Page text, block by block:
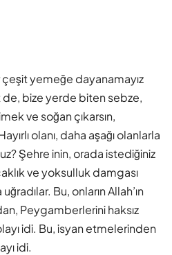
çeşit yemeğe dayanamayız
bize yerde biten sebze,
ve soğan çıkarsın,
olanı, daha aşağı olanlarla
Şehre inin, orada istediğiniz
ve yoksulluk damgası
Bu, onların Allah’ın
Peygamberlerini haksız
idi. Bu, isyan etmelerinden
idi.